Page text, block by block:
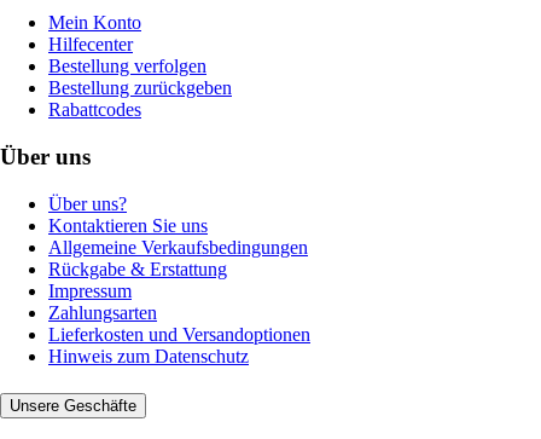
Mein Konto
Hilfecenter
Bestellung verfolgen
Bestellung zurückgeben
Rabattcodes
Über uns
Über uns?
Kontaktieren Sie uns
Allgemeine Verkaufsbedingungen
Rückgabe & Erstattung
Impressum
Zahlungsarten
Lieferkosten und Versandoptionen
Hinweis zum Datenschutz
Unsere Geschäfte